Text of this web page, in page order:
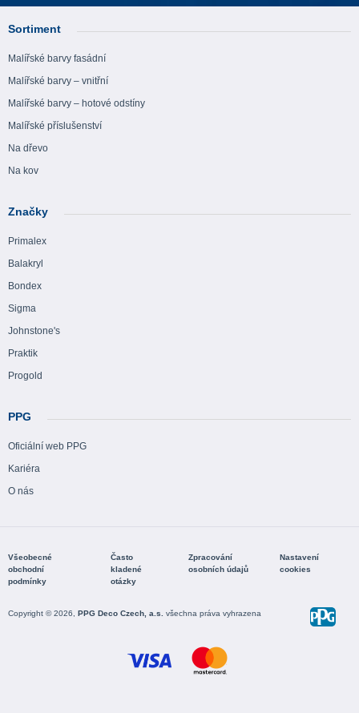
Sortiment
Malířské barvy fasádní
Malířské barvy – vnitřní
Malířské barvy – hotové odstíny
Malířské příslušenství
Na dřevo
Na kov
Značky
Primalex
Balakryl
Bondex
Sigma
Johnstone's
Praktik
Progold
PPG
Oficiální web PPG
Kariéra
O nás
Všeobecné
obchodní
podmínky
Často
kladené
otázky
Zpracování
osobních údajů
Nastavení
cookies
Copyright © 2026, PPG Deco Czech, a.s. všechna práva vyhrazena